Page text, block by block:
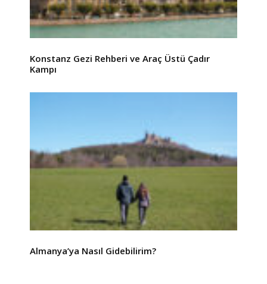
Konstanz Gezi Rehberi ve Araç Üstü Çadır
Kampı
Almanya’ya Nasıl Gidebilirim?